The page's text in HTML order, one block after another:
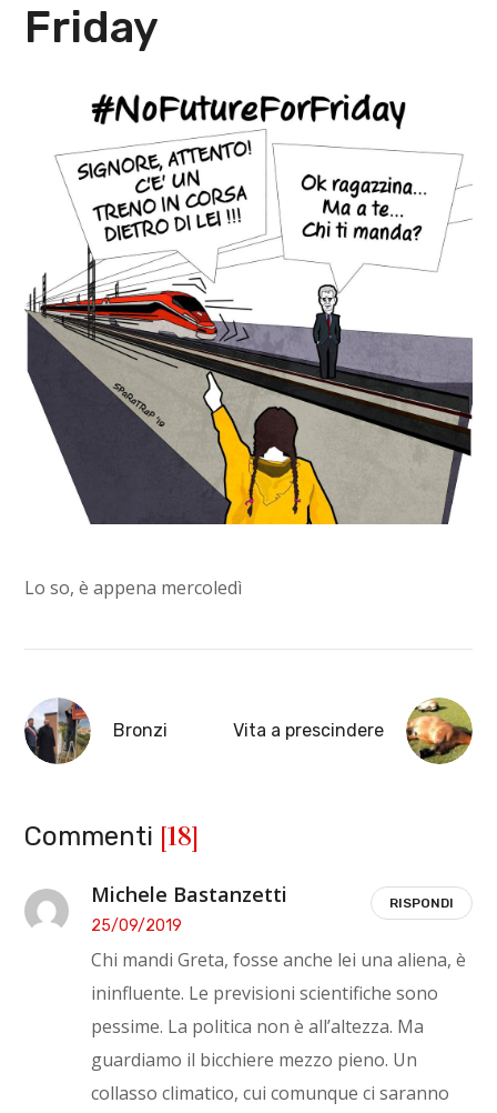
Friday
Lo so, è appena mercoledì
Bronzi Vita a prescindere
Commenti [18]
Michele Bastanzetti
25/09/2019
Chi mandi Greta, fosse anche lei una aliena, è
ininfluente. Le previsioni scientifiche sono
pessime. La politica non è all’altezza. Ma
guardiamo il bicchiere mezzo pieno. Un
collasso climatico, cui comunque ci saranno
RISPONDI